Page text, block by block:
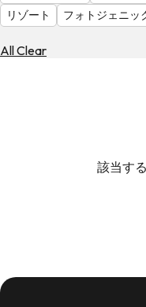
リゾート
フォトジェニッ
All Clear
該当す